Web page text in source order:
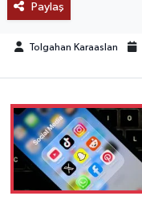
Paylaş
Tolgahan Karaaslan
DÜNYA
TREND
MEDYA